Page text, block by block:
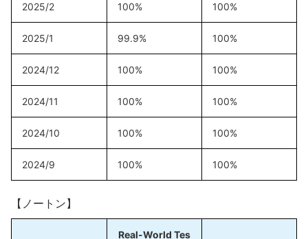
2025/2 100% 100%
2025/1 99.9% 100%
2024/12 100% 100%
2024/11 100% 100%
2024/10 100% 100%
2024/9 100% 100%
【ノートン】
Real-World Tes